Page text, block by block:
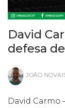
David
defesa
JOÃO
David Carmo